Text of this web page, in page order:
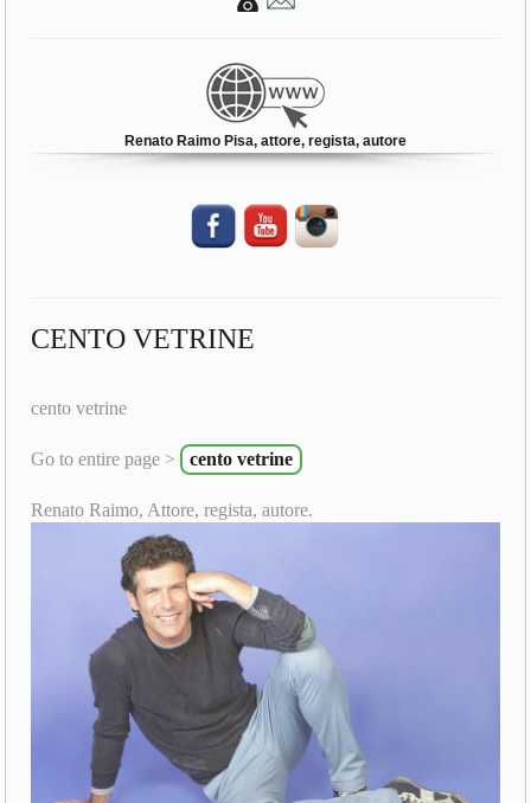
Renato Raimo Pisa, attore, regista, autore
CENTO VETRINE
cento vetrine
Go to entire page > cento vetrine
Renato Raimo, Attore, regista, autore.